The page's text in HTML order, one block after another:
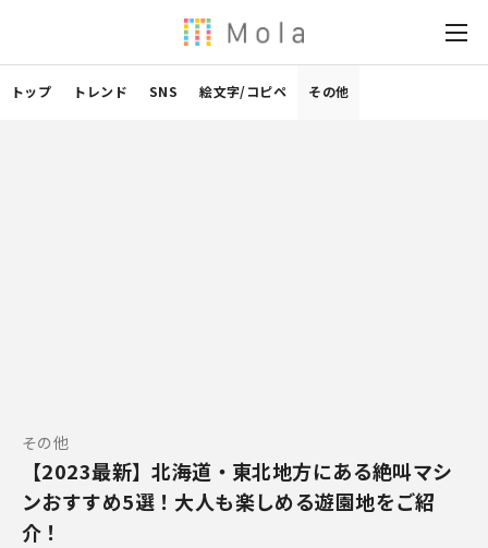
トップ トレンド SNS 絵文字/コピペ その他
その他
【2023最新】北海道・東北地方にある絶叫マシ
ンおすすめ5選！大人も楽しめる遊園地をご紹
介！